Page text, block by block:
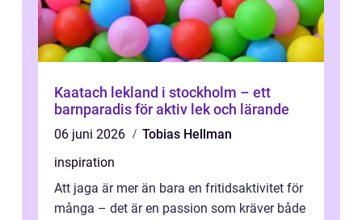
Kaatach lekland i stockholm – ett
barnparadis för aktiv lek och lärande
06 juni 2026
Tobias Hellman
inspiration
Att jaga är mer än bara en fritidsaktivitet för
många – det är en passion som kräver både